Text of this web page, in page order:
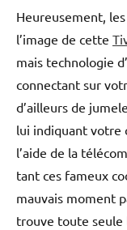
Heureusement,
l’image de cette
mais technologie
connectant sur
d’ailleurs de
lui indiquant votre
l’aide de la
tant ces fameux
mauvais moment
trouve toute seule